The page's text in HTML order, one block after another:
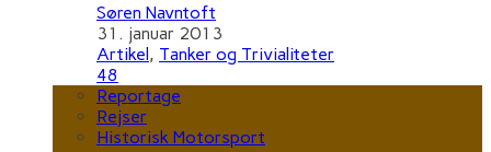
Søren Navntoft
31. januar 2013
Artikel, Tanker og Trivialiteter
48
Reportage
Rejser
Historisk Motorsport